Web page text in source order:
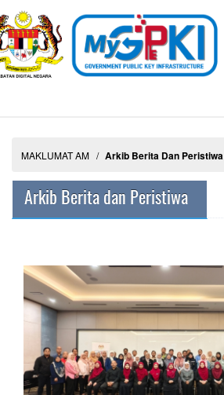
MAKLUMAT AM Arkib Berita Dan Peristiwa
Arkib Berita dan Peristiwa